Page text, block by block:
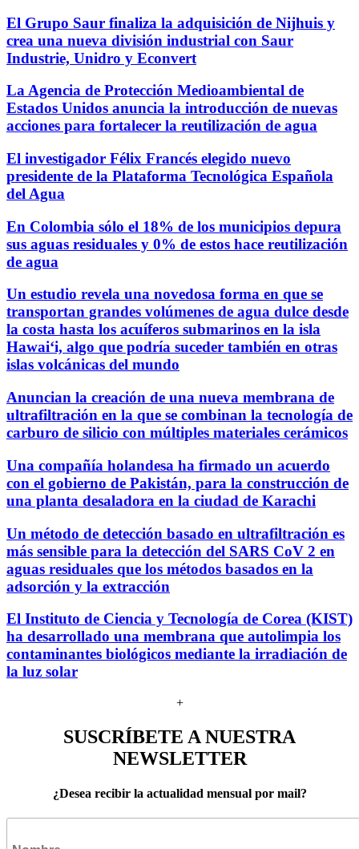
El Grupo Saur finaliza la adquisición de Nijhuis y
crea una nueva división industrial con Saur
Industrie, Unidro y Econvert
La Agencia de Protección Medioambiental de
Estados Unidos anuncia la introducción de nuevas
acciones para fortalecer la reutilización de agua
El investigador Félix Francés elegido nuevo
presidente de la Plataforma Tecnológica Española
del Agua
En Colombia sólo el 18% de los municipios depura
sus aguas residuales y 0% de estos hace reutilización
de agua
Un estudio revela una novedosa forma en que se
transportan grandes volúmenes de agua dulce desde
la costa hasta los acuíferos submarinos en la isla
Hawaiʻi, algo que podría suceder también en otras
islas volcánicas del mundo
Anuncian la creación de una nueva membrana de
ultrafiltración en la que se combinan la tecnología de
carburo de silicio con múltiples materiales cerámicos
Una compañía holandesa ha firmado un acuerdo
con el gobierno de Pakistán, para la construcción de
una planta desaladora en la ciudad de Karachi
Un método de detección basado en ultrafiltración es
más sensible para la detección del SARS CoV 2 en
aguas residuales que los métodos basados en la
adsorción y la extracción
El Instituto de Ciencia y Tecnología de Corea (KIST)
ha desarrollado una membrana que autolimpia los
contaminantes biológicos mediante la irradiación de
la luz solar
+
SUSCRÍBETE A NUESTRA
NEWSLETTER
¿Desea recibir la actualidad mensual por mail?